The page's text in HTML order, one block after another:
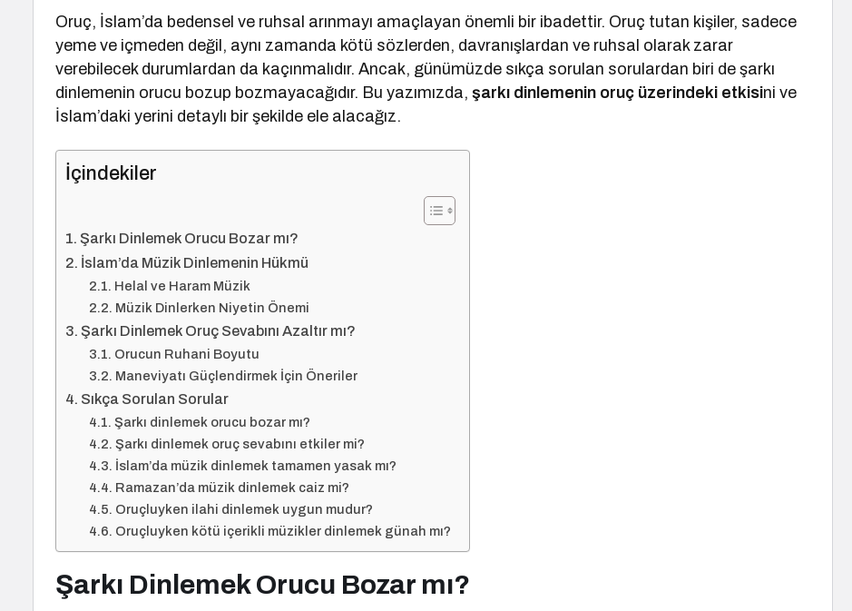
Oruç, İslam’da bedensel ve ruhsal arınmayı amaçlayan önemli bir ibadettir. Oruç tutan kişiler, sadece
yeme ve içmeden değil, aynı zamanda kötü sözlerden, davranışlardan ve ruhsal olarak zarar
verebilecek durumlardan da kaçınmalıdır. Ancak, günümüzde sıkça sorulan sorulardan biri de şarkı
dinlemenin orucu bozup bozmayacağıdır. Bu yazımızda,şarkı dinlemenin oruç üzerindeki etkisini ve
İslam’daki yerini detaylı bir şekilde ele alacağız.
İçindekiler
Şarkı Dinlemek Orucu Bozar mı?
İslam’da Müzik Dinlemenin Hükmü
Helal ve Haram Müzik
Müzik Dinlerken Niyetin Önemi
Şarkı Dinlemek Oruç Sevabını Azaltır mı?
Orucun Ruhani Boyutu
Maneviyatı Güçlendirmek İçin Öneriler
Sıkça Sorulan Sorular
Şarkı dinlemek orucu bozar mı?
Şarkı dinlemek oruç sevabını etkiler mi?
İslam’da müzik dinlemek tamamen yasak mı?
Ramazan’da müzik dinlemek caiz mi?
Oruçluyken ilahi dinlemek uygun mudur?
Oruçluyken kötü içerikli müzikler dinlemek günah mı?
Şarkı Dinlemek Orucu Bozar mı?